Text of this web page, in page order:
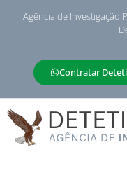
Agência de Investigação
Contratar